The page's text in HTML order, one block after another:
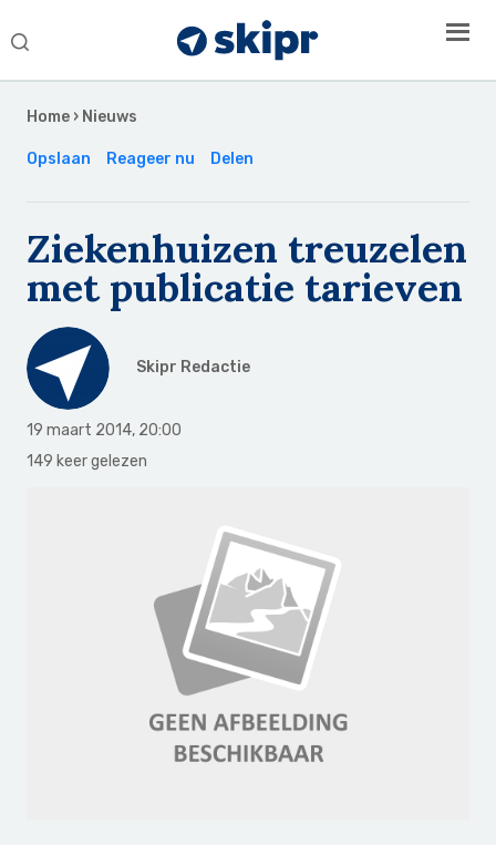
Search
Home › Nieuws
Opslaan Reageer nu Delen
Ziekenhuizen treuzelen
met publicatie tarieven
Skipr Redactie
19 maart 2014, 20:00
149 keer gelezen
Sidebar